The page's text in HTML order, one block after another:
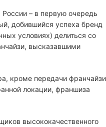
– в первую очередь
добившийся успеха бренд
условиях) делиться со
высказавшими
кроме передачи франчайзи
локации, франшиза
высококачественного